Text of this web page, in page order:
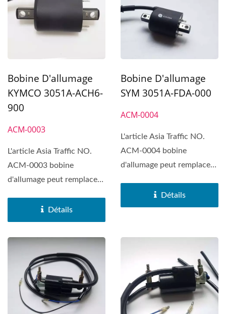
Bobine D'allumage
KYMCO 3051A-ACH6-
900
ACM-0003
L'article Asia Traffic NO.
ACM-0003 bobine
d'allumage peut remplacer
Détails
Bobine D'allumage
SYM 3051A-FDA-000
ACM-0004
L'article Asia Traffic NO.
ACM-0004 bobine
d'allumage peut remplacer
Détails